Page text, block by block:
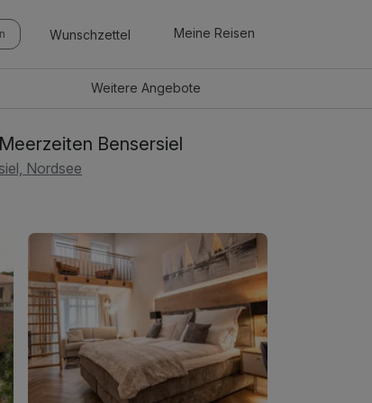
Wunschzettel Meine Reisen
WeitereAngebote
Bensersiel
Nordsee